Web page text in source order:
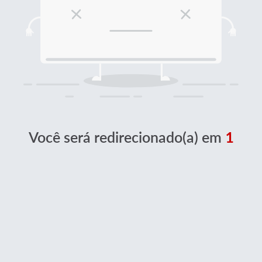
Você será redirecionado(a) em 1